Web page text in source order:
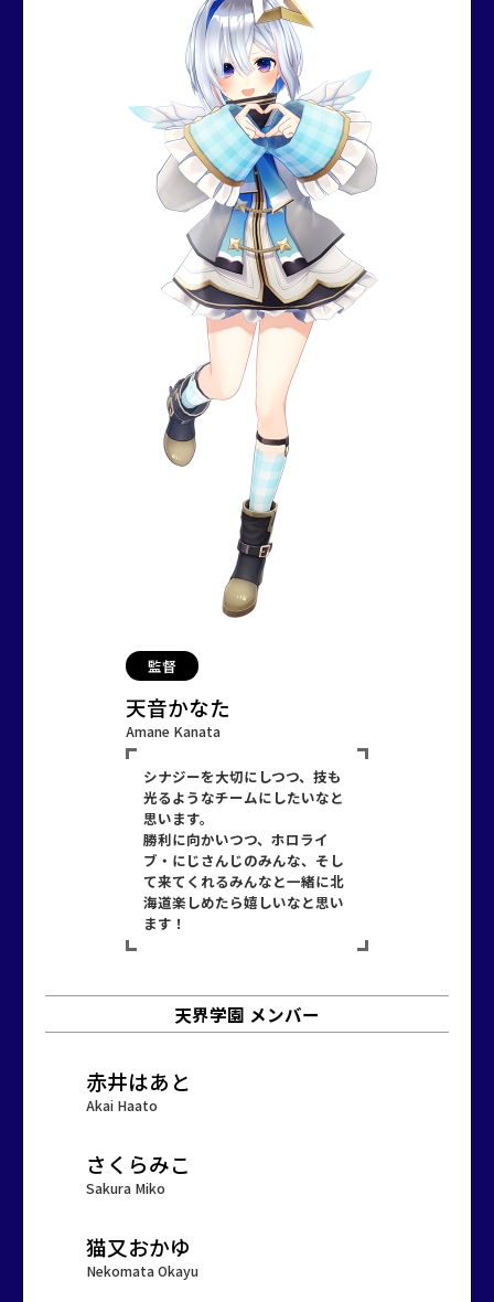
監督
天音かなた
Amane Kanata
シナジーを大切にしつつ、技も
光るようなチームにしたいなと
思います。
勝利に向かいつつ、ホロライ
ブ・にじさんじのみんな、そし
て来てくれるみんなと一緒に北
海道楽しめたら嬉しいなと思い
ます！
天界学園 メンバー
赤井はあと
Akai Haato
さくらみこ
Sakura Miko
猫又おかゆ
Nekomata Okayu